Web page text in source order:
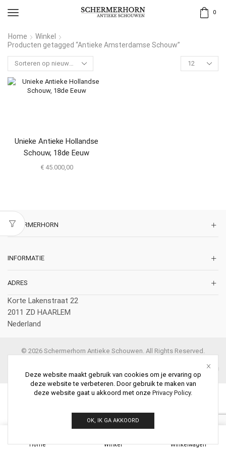
0
Home
Winkel
Producten getagged “Antieke Amsterdamse Schouw”
Unieke Antieke Hollandse
Schouw, 18de Eeuw
€45.000,00
SCHERMERHORN
INFORMATIE
ADRES
Korte Lakenstraat 22
2011 ZD HAARLEM
Nederland
© 2026 Schermerhorn Antieke Schouwen. All Rights Reserved.
Home Winkel Winkelwagen
Deze website maakt gebruik van cookies om je ervaring op
deze website te verbeteren. Door gebruik te maken van
deze website gaat u akkoord met onze Privacy Policy.
OK, IK GA AKKOORD